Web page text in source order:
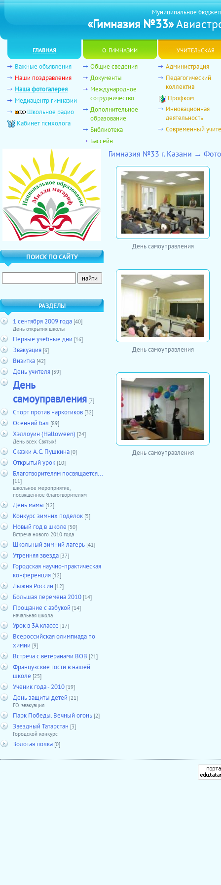
Муниципальное
«Гимназия №33»
главная о гимназии учительская
Важные объявления
Наши поздравления
Наша фотогалерея
Медиацентр гимназии
Школьное радио
Кабинет психолога
Общие сведения
Документы
Международное
сотрудничество
Дополнительное
образование
Библиотека
Бассейн
Администрация
Педагогический
коллектив
Профком
Инновационная
деятельность
Современный
ПОИСК ПО САЙТУ
РАЗДЕЛЫ
1 сентября 2009 года [40]
День открытия школы
Первые учебные дни [16]
Эвакуация [6]
Визитка [42]
День учителя [39]
День
самоуправления [7]
Спорт против наркотиков [32]
Осенний бал [89]
Хэллоуин (Halloween) [24]
День всех Святых!
Сказки А.С. Пушкина [0]
Открытый урок [10]
Благотворителям посвящается...
[11]
школьное мероприятие,
посвященное благотворителям
День мамы [12]
Конкурс зимних поделок [5]
Новый год в школе [50]
Встреча нового 2010 года
Школьный зимний лагерь [41]
Утренняя звезда [37]
Городская научно-практическая
конференция [12]
Лыжня России [12]
Большая перемена 2010 [14]
Прощание с азбукой [14]
начальная школа
Урок в 3А классе [17]
Всероссийская олимпиада по
химии [9]
Встреча с ветеранами ВОВ [21]
Французские гости в нашей
школе [25]
Ученик года - 2010 [19]
День защиты детей [21]
ГО, эвакуация
Парк Победы. Вечный огонь [2]
Звездный Татарстан [3]
Городской конкурс
Золотая полка [0]
Гимназия №33 г. Казани →
День самоуправления
День самоуправления
День самоуправления